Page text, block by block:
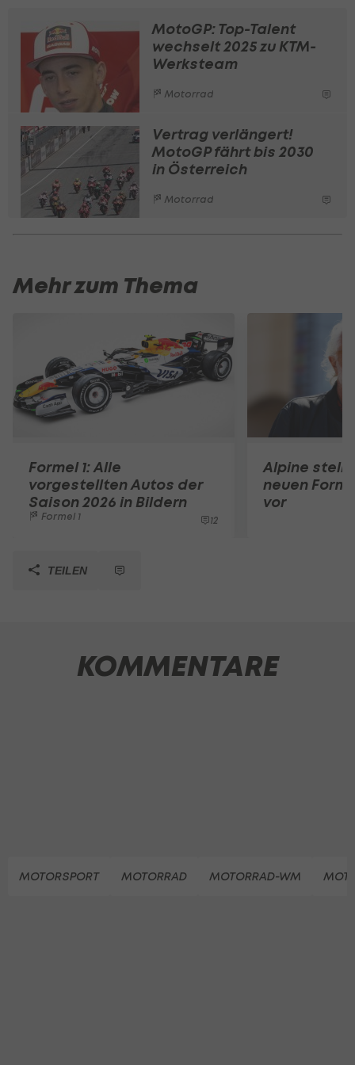
MotoGP: Top-Talent
wechselt 2025 zu KTM-
Werksteam
Motorrad
Vertrag verlängert!
MotoGP fährt bis 2030
in Österreich
Motorrad
Mehr zum Thema
Formel 1: Alle
vorgestellten Autos der
Saison 2026 in Bildern
Formel 1 12
Alpine stellt
neuen
vor
TEILEN
KOMMENTARE
MOTORSPORT MOTORRAD MOTORRAD-WM